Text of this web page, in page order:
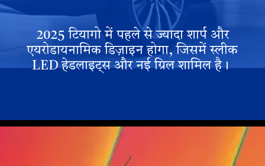
2025 टियागो में पहले से ज्यादा शार्प और
एयरोडायनामिक डिज़ाइन होगा, जिसमें स्लीक
LED हेडलाइट्स और नई ग्रिल शामिल है।